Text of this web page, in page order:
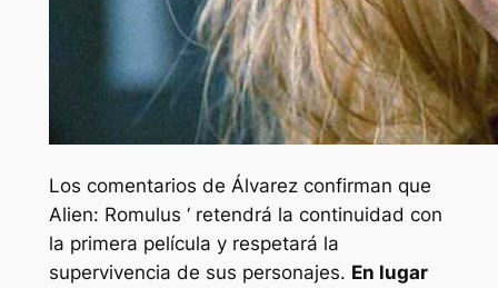
Los comentarios de Álvarez confirman que
Alien: Romulus ‘retendrá la continuidad con
la primera película y respetará la
supervivencia de sus personajes. En lugar